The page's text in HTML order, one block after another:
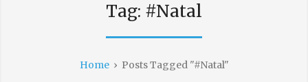
Tag: #Natal
Home› Posts Tagged "#Natal"